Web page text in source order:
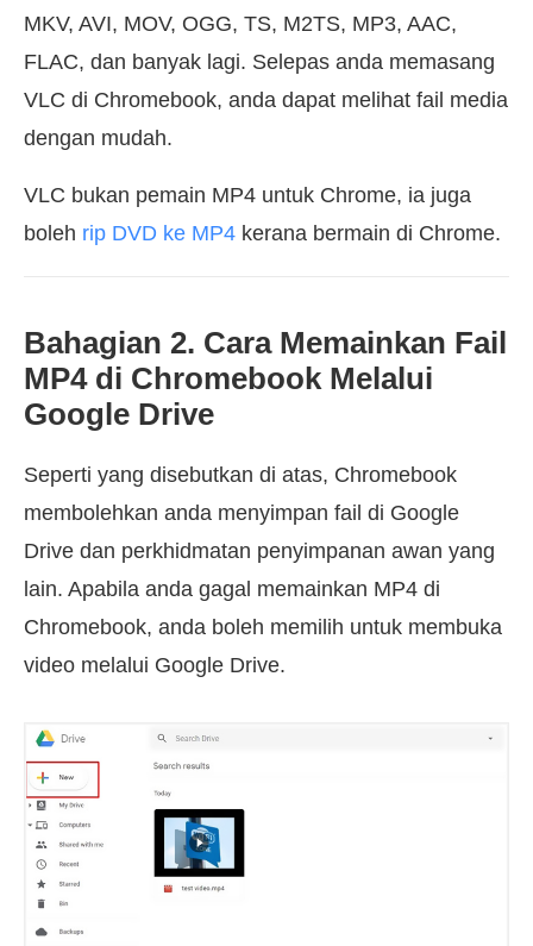
MKV, AVI, MOV, OGG, TS, M2TS, MP3, AAC,
FLAC, dan banyak lagi. Selepas anda memasang
VLC di Chromebook, anda dapat melihat fail media
dengan mudah.
VLC bukan pemain MP4 untuk Chrome, ia juga
boleh rip DVD ke MP4 kerana bermain di Chrome.
Bahagian 2. Cara Memainkan Fail
MP4 di Chromebook Melalui
Google Drive
Seperti yang disebutkan di atas, Chromebook
membolehkan anda menyimpan fail di Google
Drive dan perkhidmatan penyimpanan awan yang
lain. Apabila anda gagal memainkan MP4 di
Chromebook, anda boleh memilih untuk membuka
video melalui Google Drive.